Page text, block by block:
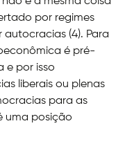
por regimes
(4). Para
é pré-
e por isso
liberais ou plenas
para as
uma posição